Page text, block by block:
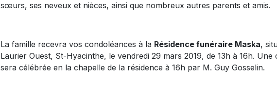
sœurs, ses neveux et nièces, ainsi que nombreux autres parents et amis.
La famille recevra vos condoléances à la Résidence funéraire Maska,
Laurier Ouest, St-Hyacinthe, le vendredi 29 mars 2019, de 13h à 16h. Une
sera célébrée en la chapelle de la résidence à 16h par M. Guy Gosselin.